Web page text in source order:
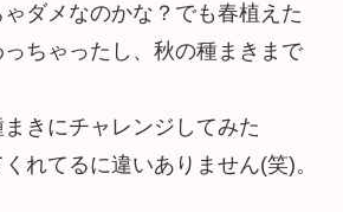
ダメなのかな？でも春植えた
ちゃったし、秋の種まきまで
きにチャレンジしてみた
れてるに違いありません(笑)。